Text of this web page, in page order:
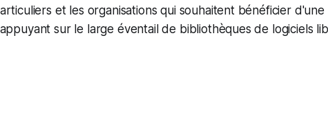
et les organisations qui souhaitent bénéficier
sur le large éventail de bibliothèques de logiciels